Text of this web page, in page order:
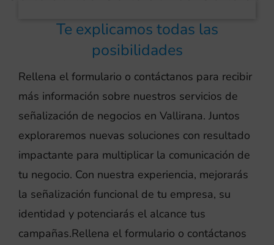
Te explicamos todas las
posibilidades
Rellena el formulario o contáctanos para recibir
más información sobre nuestros servicios de
señalización de negocios en Vallirana. Juntos
exploraremos nuevas soluciones con resultado
impactante para multiplicar la comunicación de
tu negocio. Con nuestra experiencia, mejorarás
la señalización funcional de tu empresa, su
identidad y potenciarás el alcance tus
campañas.Rellena el formulario o contáctanos